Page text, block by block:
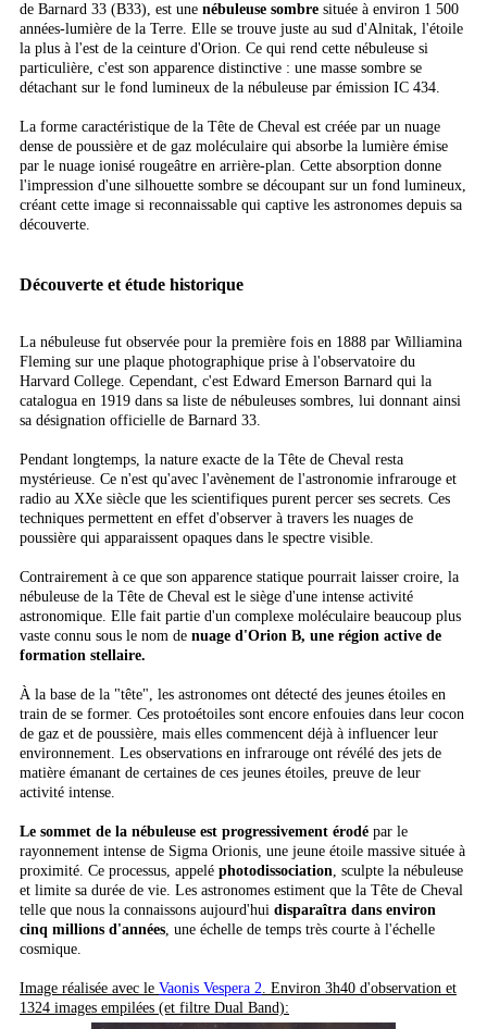
de Barnard 33 (B33), est une nébuleuse sombre située à environ 1 500
années-lumière de la Terre. Elle se trouve juste au sud d'Alnitak, l'étoile
la plus à l'est de la ceinture d'Orion. Ce qui rend cette nébuleuse si
particulière, c'est son apparence distinctive : une masse sombre se
détachant sur le fond lumineux de la nébuleuse par émission IC 434.
La forme caractéristique de la Tête de Cheval est créée par un nuage
dense de poussière et de gaz moléculaire qui absorbe la lumière émise
par le nuage ionisé rougeâtre en arrière-plan. Cette absorption donne
l'impression d'une silhouette sombre se découpant sur un fond lumineux,
créant cette image si reconnaissable qui captive les astronomes depuis sa
découverte.
Découverte et étude historique
La nébuleuse fut observée pour la première fois en 1888 par Williamina
Fleming sur une plaque photographique prise à l'observatoire du
Harvard College. Cependant, c'est Edward Emerson Barnard qui la
catalogua en 1919 dans sa liste de nébuleuses sombres, lui donnant ainsi
sa désignation officielle de Barnard 33.
Pendant longtemps, la nature exacte de la Tête de Cheval resta
mystérieuse. Ce n'est qu'avec l'avènement de l'astronomie infrarouge et
radio au XXe siècle que les scientifiques purent percer ses secrets. Ces
techniques permettent en effet d'observer à travers les nuages de
poussière qui apparaissent opaques dans le spectre visible.
Contrairement à ce que son apparence statique pourrait laisser croire, la
nébuleuse de la Tête de Cheval est le siège d'une intense activité
astronomique. Elle fait partie d'un complexe moléculaire beaucoup plus
vaste connu sous le nom de nuage d'Orion B, une région active de
formation stellaire.
À la base de la "tête", les astronomes ont détecté des jeunes étoiles en
train de se former. Ces protoétoiles sont encore enfouies dans leur cocon
de gaz et de poussière, mais elles commencent déjà à influencer leur
environnement. Les observations en infrarouge ont révélé des jets de
matière émanant de certaines de ces jeunes étoiles, preuve de leur
activité intense.
Le sommet de la nébuleuse est progressivement érodé par le
rayonnement intense de Sigma Orionis, une jeune étoile massive située à
proximité. Ce processus, appelé photodissociation , sculpte la nébuleuse
et limite sa durée de vie. Les astronomes estiment que la Tête de Cheval
telle que nous la connaissons aujourd'hui disparaîtra dans environ
cinq millions d'années , une échelle de temps très courte à l'échelle
cosmique.
Image réalisée avec le Vaonis Vespera 2 . Environ 3h40 d'observation et
1324 images empilées (et filtre Dual Band):